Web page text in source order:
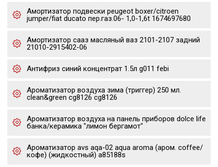
Амортизатор подвески peugeot boxer/citroen
jumper/fiat ducato пер.газ.06- 1,0-1,6t 1674697680
Амортизатор сааз масляный ваз 2101-2107 задний
21010-2915402-06
Антифриз синий концентрат 1.5л g011 febi
Ароматизатор воздуха зима (триггер) 250 мл.
clean&green cg8126 cg8126
Ароматизатор воздуха на панель приборов dolce life
банка/керамика "лимон бергамот"
Ароматизатор avs aqa-02 aqua aroma (аром. coffee/
кофе) (жидкостный) a85188s